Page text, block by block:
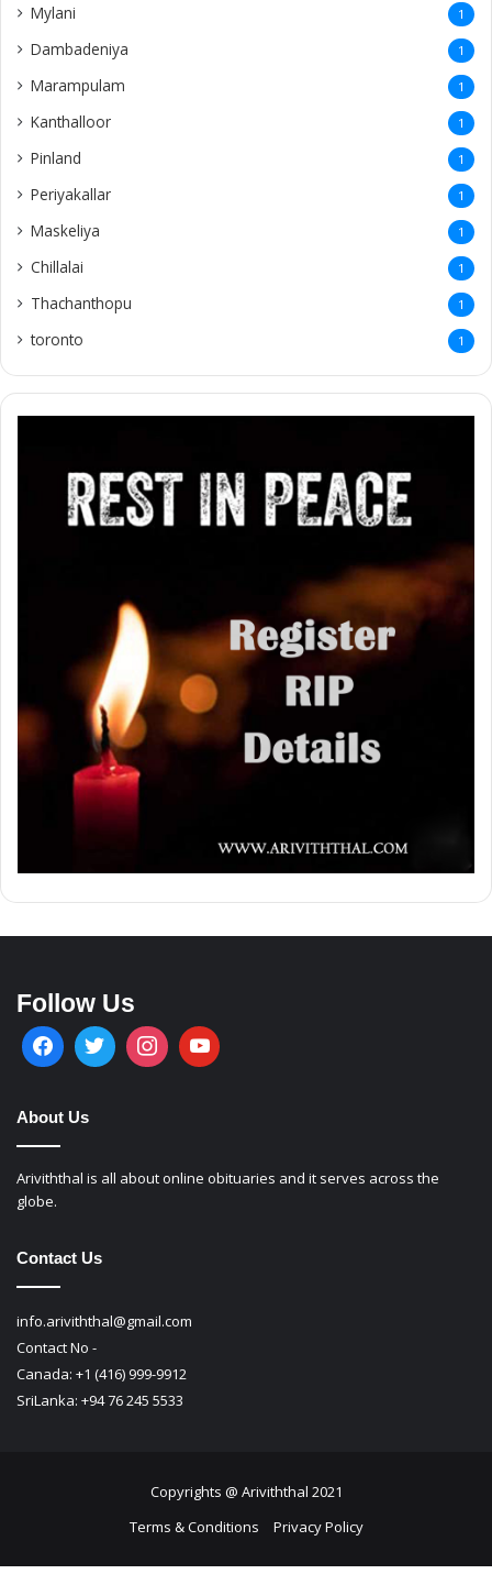
Mylani 1
Dambadeniya 1
Marampulam 1
Kanthalloor 1
Pinland 1
Periyakallar 1
Maskeliya 1
Chillalai 1
Thachanthopu 1
toronto 1
Follow Us
About Us
Ariviththal is all about online obituaries and it serves across the
globe.
Contact Us
info.ariviththal@gmail.com
Contact No -
Canada: +1 (416) 999-9912
SriLanka: +94 76 245 5533
Copyrights @ Ariviththal 2021
Terms & Conditions
Privacy Policy